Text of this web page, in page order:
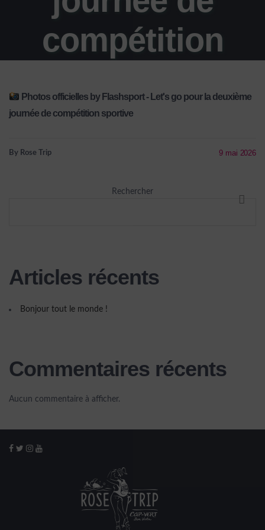
compétition
Photos officielles by Flashsport - Let's go pour la deuxième
journée de compétition sportive
By Rose Trip 9 mai 2026
Rechercher
Articles récents
Bonjour tout le monde !
Commentaires récents
Aucun commentaire à afficher.